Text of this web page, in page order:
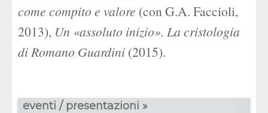
come compito e valore (con G.A. Faccioli,
2013), Un «assoluto inizio». La cristologia
di Romano Guardini (2015).
eventi / presentazioni »